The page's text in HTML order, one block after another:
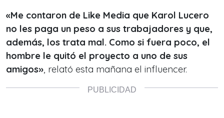
«Me contaron de Like Media que Karol Lucero
no les paga un peso a sus trabajadores y que,
además, los trata mal. Como si fuera poco, el
hombre le quitó el proyecto a uno de sus
amigos», relató esta mañana el influencer.